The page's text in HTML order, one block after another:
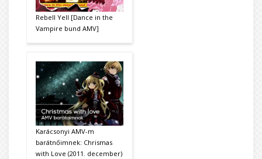
Rebell Yell [Dance in the
Vampire bund AMV]
Karácsonyi AMV-m
barátnőimnek: Chrismas
with Love (2011. december)